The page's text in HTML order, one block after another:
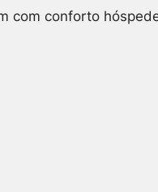
com conforto